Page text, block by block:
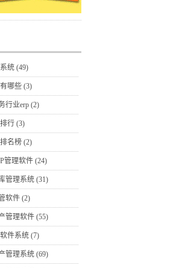
统 (49)
哪些 (3)
行业erp (2)
行 (3)
名榜 (2)
管理软件 (24)
管理系统 (31)
软件 (2)
管理软件 (55)
件系统 (7)
管理系统 (69)